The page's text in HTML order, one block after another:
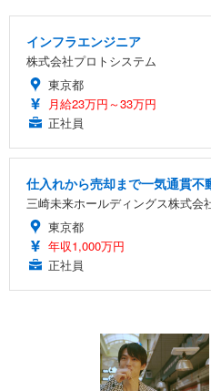
インフラエンジニア
株式会社プロトシステム
東京都
月給23万円～33万円
正社員
仕入れから売却まで一気通貫
三崎未来ホールディングス株式会
東京都
年収1,000万円
正社員